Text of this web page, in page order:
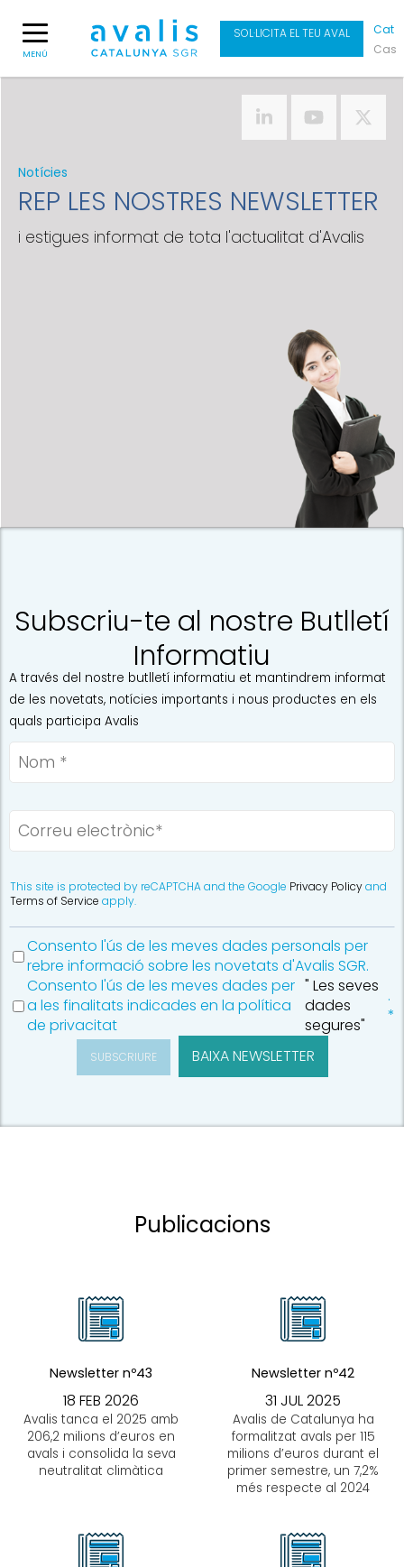
MENÚ
SOL·LICITA EL TEU AVAL
Cat
Cas
Notícies
REP LES NOSTRES NEWSLETTER
i estigues informat de tota l'actualitat d'Avalis
Subscriu-te al nostre Butlletí
Informatiu
A través del nostre butlletí informatiu et mantindrem informat
de les novetats, notícies importants i nous productes en els
quals participa Avalis
This site is protected by reCAPTCHA and the Google Privacy Policyand
Terms of Service apply.
Consento l'ús de les meves dades personals per
rebre informació sobre les novetats d'Avalis SGR.
Consento l'ús de les meves dades per
a les finalitats indicades en la política
de privacitat
" Les seves
dades
segures"
.
*
SUBSCRIURE BAIXA NEWSLETTER
Publicacions
Newsletter nº43
18 FEB 2026
Avalis tanca el 2025 amb
206,2 milions d’euros en
avals i consolida la seva
neutralitat climàtica
Newsletter nº42
31 JUL 2025
Avalis de Catalunya ha
formalitzat avals per 115
milions d’euros durant el
primer semestre, un 7,2%
més respecte al 2024